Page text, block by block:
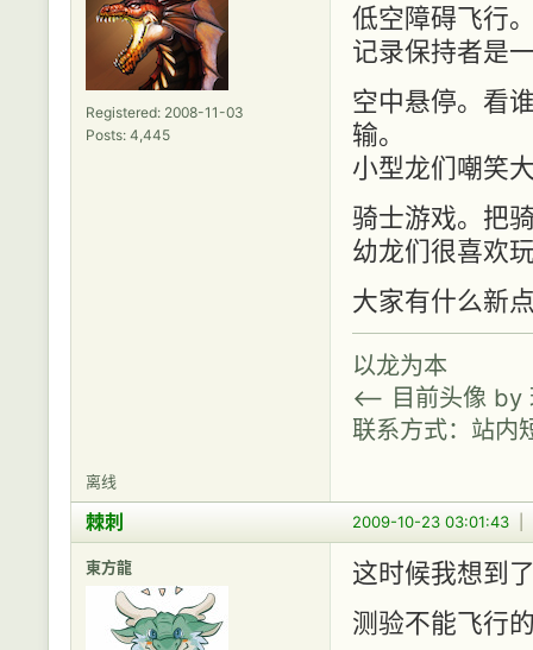
Registered: 2008-11-03
Posts: 4,445
低空障碍飞行
记录保持者是
空中悬停。看
输。
小型龙们嘲笑
骑士游戏。把
幼龙们很喜欢
大家有什么新
以龙为本
<-- 目前头像 by
联系方式：站内
离线
2009-10-23 03:01:43
棘刺
東方龍
这时候我想到
测验不能飞行